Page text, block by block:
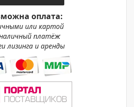
оплата:
или картой
платёж
лизинга и аренды